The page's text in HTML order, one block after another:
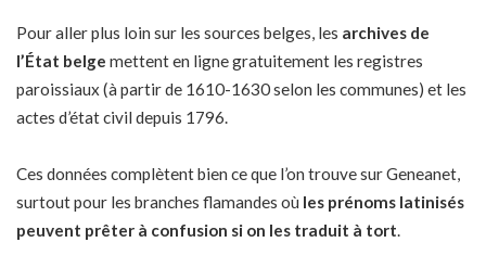
Pour aller plus loin sur les sources belges, les archives de
l’État belge mettent en ligne gratuitement les registres
paroissiaux (à partir de 1610-1630 selon les communes) et les
actes d’état civil depuis 1796.
Ces données complètent bien ce que l’on trouve sur Geneanet,
surtout pour les branches flamandes où les prénoms latinisés
peuvent prêter à confusion si on les traduit à tort.